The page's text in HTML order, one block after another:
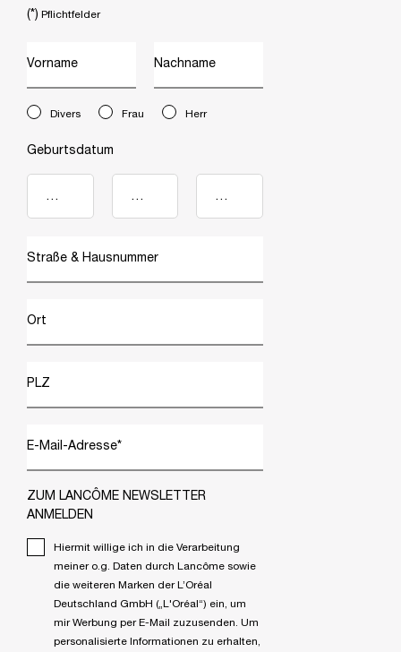
(*) Pflichtfelder
Vorname Nachname
newslettersignup.title.legend
Divers Frau Herr
Geburtsdatum
Straße & Hausnummer
Ort
PLZ
E-Mail-Adresse*
ZUM LANCÔME NEWSLETTER
ANMELDEN
Hiermit willige ich in die Verarbeitung
meiner o.g. Daten durch Lancôme sowie
die weiteren Marken der L’Oréal
Deutschland GmbH („L'Oréal“) ein, um
mir Werbung per E-Mail zuzusenden. Um
personalisierte Informationen zu erhalten,